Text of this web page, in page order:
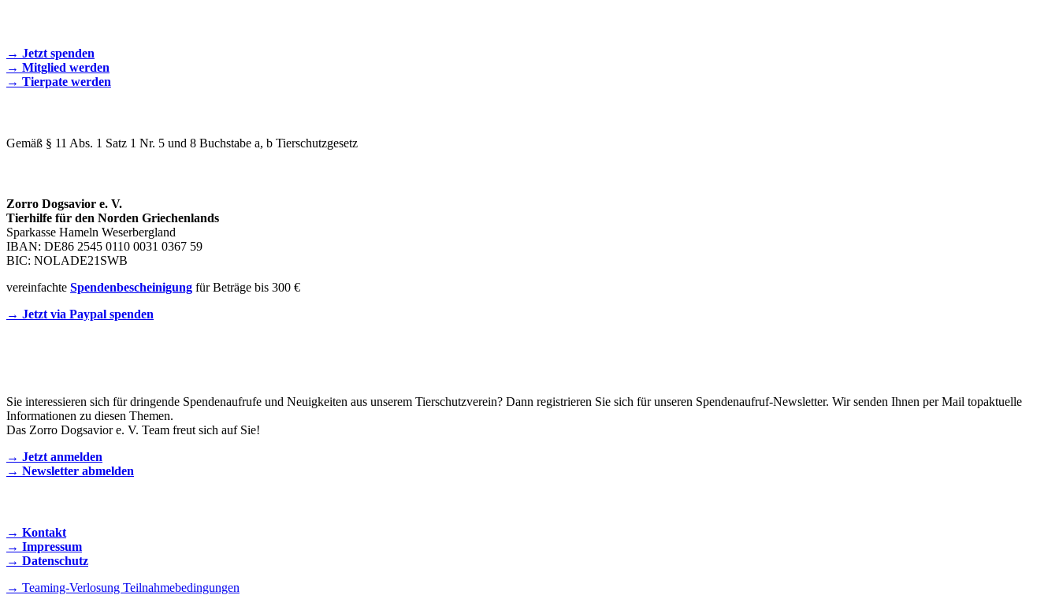
→ Jetzt spenden
→ Mitglied werden
→ Tierpate werden
Gemäß § 11 Abs. 1 Satz 1 Nr. 5 und 8 Buchstabe a, b Tierschutzgesetz
Zorro Dogsavior e. V.
Tierhilfe für den Norden Griechenlands
Sparkasse Hameln Weserbergland
IBAN: DE86 2545 0110 0031 0367 59
BIC: NOLADE21SWB
vereinfachte Spendenbescheinigung für Beträge bis 300 €
→ Jetzt via Paypal spenden
Sie interessieren sich für dringende Spendenaufrufe und Neuigkeiten aus unserem Tierschutzverein? Dann registrieren Sie sich für unseren Spendenaufruf-Newsletter. Wir senden Ihnen per Mail topaktuelle
Informationen zu diesen Themen.
Das Zorro Dogsavior e. V. Team freut sich auf Sie!
→ Jetzt anmelden
→ Newsletter abmelden
→ Kontakt
→ Impressum
→ Datenschutz
→ Teaming-Verlosung Teilnahmebedingungen